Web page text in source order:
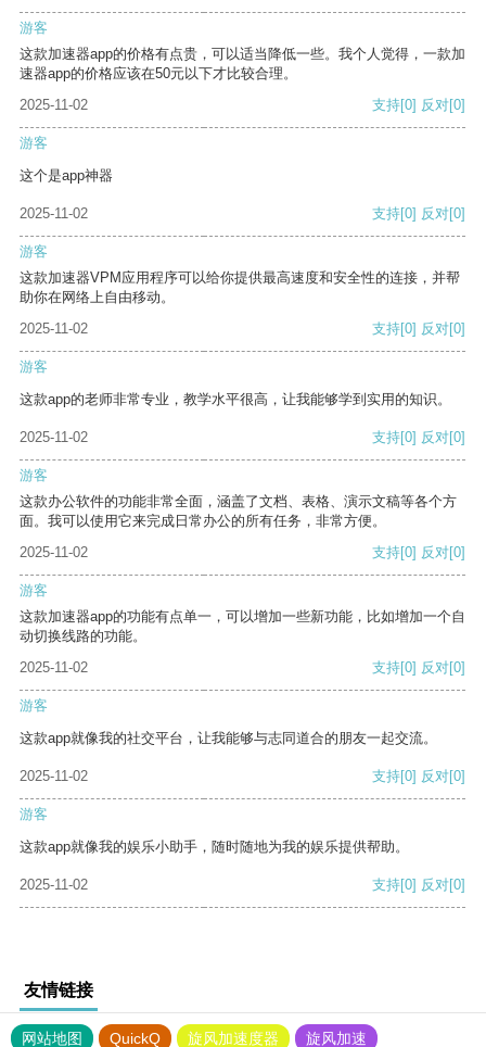
游客
这款加速器app的价格有点贵，可以适当降低一些。我个人觉得，一款加
速器app的价格应该在50元以下才比较合理。
2025-11-02
支持[0] 反对[0]
游客
这个是app神器
2025-11-02 支持[0] 反对[0]
游客
这款加速器VPM应用程序可以给你提供最高速度和安全性的连接，并帮
助你在网络上自由移动。
2025-11-02
支持[0] 反对[0]
游客
这款app的老师非常专业，教学水平很高，让我能够学到实用的知识。
2025-11-02 支持[0] 反对[0]
游客
这款办公软件的功能非常全面，涵盖了文档、表格、演示文稿等各个方
面。我可以使用它来完成日常办公的所有任务，非常方便。
2025-11-02
支持[0] 反对[0]
游客
这款加速器app的功能有点单一，可以增加一些新功能，比如增加一个自
动切换线路的功能。
2025-11-02
支持[0] 反对[0]
游客
这款app就像我的社交平台，让我能够与志同道合的朋友一起交流。
2025-11-02 支持[0] 反对[0]
游客
这款app就像我的娱乐小助手，随时随地为我的娱乐提供帮助。
2025-11-02 支持[0] 反对[0]
友情链接
网站地图 QuickQ 旋风加速度器 旋风加速